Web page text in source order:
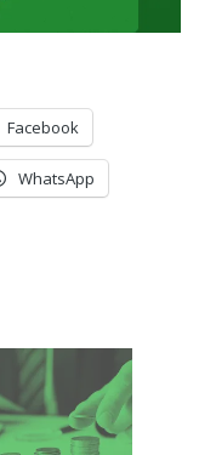
Facebook
WhatsApp